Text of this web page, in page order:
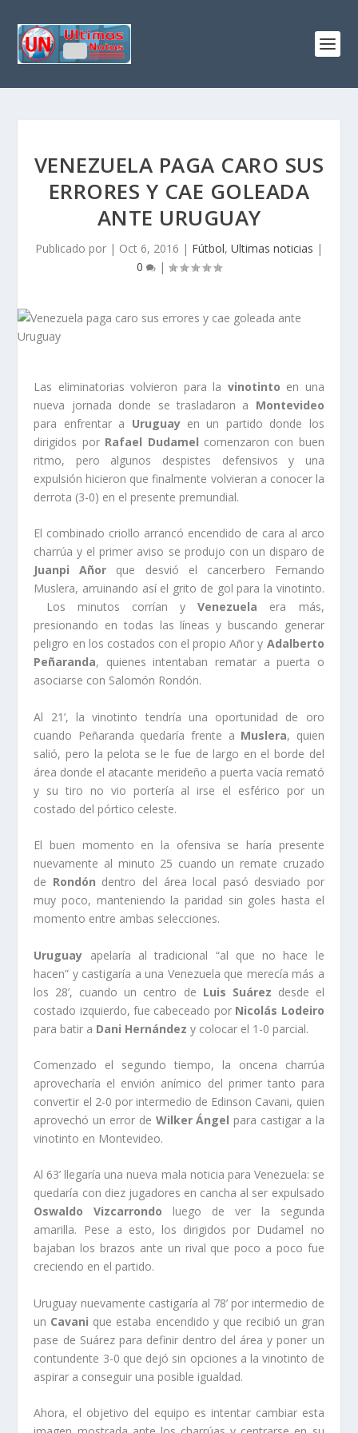
VENEZUELA PAGA CARO SUS
ERRORES Y CAE GOLEADA
ANTE URUGUAY
Publicado por | Oct 6, 2016 | Fútbol, Ultimas noticias |
0
|
Las eliminatorias volvieron para la vinotinto en una
nueva jornada donde se trasladaron a Montevideo
para enfrentar a Uruguayen un partido donde los
dirigidos por Rafael Dudamel comenzaron con buen
ritmo, pero algunos despistes defensivos y una
expulsión hicieron que finalmente volvieran a conocer la
derrota (3-0) en el presente premundial.
El combinado criollo arrancó encendido de cara al arco
charrúa y el primer aviso se produjo con un disparo de
Juanpi Añor que desvió el cancerbero Fernando
Muslera, arruinando así el grito de gol para la vinotinto.
Los minutos corrían yVenezuela era más,
presionando en todas las líneas y buscando generar
peligro en los costados con el propio Añor y Adalberto
Peñaranda, quienes intentaban rematar a puerta o
asociarse con Salomón Rondón.
Al 21’, la vinotinto tendría una oportunidad de oro
cuando Peñaranda quedaría frente a Muslera, quien
salió, pero la pelota se le fue de largo en el borde del
área donde el atacante merideño a puerta vacía remató
y su tiro no vio portería al irse el esférico por un
costado del pórtico celeste.
El buen momento en la ofensiva se haría presente
nuevamente al minuto 25 cuando un remate cruzado
de Rondón dentro del área local pasó desviado por
muy poco, manteniendo la paridad sin goles hasta el
momento entre ambas selecciones.
Uruguay apelaría al tradicional “al que no hace le
hacen” y castigaría a una Venezuela que merecía más a
los 28’, cuando un centro de Luis Suárez desde el
costado izquierdo, fue cabeceado por Nicolás Lodeiro
para batir a Dani Hernández y colocar el 1-0 parcial.
Comenzado el segundo tiempo, la oncena charrúa
aprovecharía el envión anímico del primer tanto para
convertir el 2-0 por intermedio de Edinson Cavani, quien
aprovechó un error de Wilker Ángel para castigar a la
vinotinto en Montevideo.
Al 63’ llegaría una nueva mala noticia para Venezuela: se
quedaría con diez jugadores en cancha al ser expulsado
Oswaldo Vizcarrondo luego de ver la segunda
amarilla. Pese a esto, los dirigidos por Dudamel no
bajaban los brazos ante un rival que poco a poco fue
creciendo en el partido.
Uruguay nuevamente castigaría al 78’ por intermedio de
un Cavani que estaba encendido y que recibió un gran
pase de Suárez para definir dentro del área y poner un
contundente 3-0 que dejó sin opciones a la vinotinto de
aspirar a conseguir una posible igualdad.
Ahora, el objetivo del equipo es intentar cambiar esta